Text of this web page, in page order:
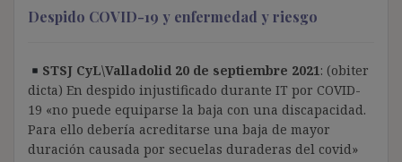
Despido COVID-19 y enfermedad y riesgo
STSJ CyL\Valladolid 20 de septiembre 2021: (obiter
dicta) En despido injustificado durante IT por COVID-
19 «no puede equiparse la baja con una discapacidad.
Para ello debería acreditarse una baja de mayor
duración causada por secuelas duraderas del covid»